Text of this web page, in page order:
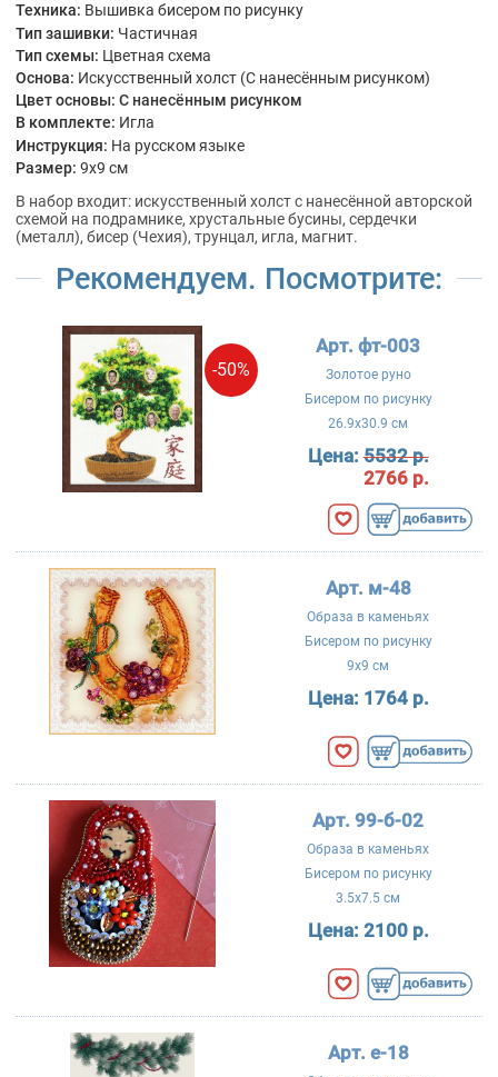
Техника: Вышивка бисером по рисунку
Тип зашивки: Частичная
Тип схемы: Цветная схема
Основа: Искусственный холст (С нанесённым рисунком)
Цвет основы: С нанесённым рисунком
В комплекте: Игла
Инструкция: На русском языке
Размер: 9x9 см
В набор входит: искусственный холст с нанесённой авторской
схемой на подрамнике, хрустальные бусины, сердечки
(металл), бисер (Чехия), трунцал, игла, магнит.
Рекомендуем. Посмотрите:
-50%
Арт. фт-003
Золотое руно
Бисером по рисунку
26.9x30.9 см
Цена:5532 р.
2766 р.
Арт. м-48
Образа в каменьях
Бисером по рисунку
9x9 см
Цена: 1764 р.
Арт. 99-б-02
Образа в каменьях
Бисером по рисунку
3.5x7.5 см
Цена: 2100 р.
Арт. е-18